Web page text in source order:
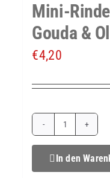
Mini-
Gouda &
€4,20
Mini-
In den